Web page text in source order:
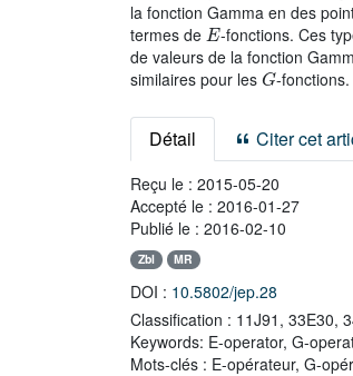
la fonction Gamma en des
termes de E-fonctions. Ces
de valeurs de la fonction
similaires pour les G-fonctions.
Détail Citer cet
Reçu le : 2015-05-20
Accepté le : 2016-01-27
Publié le : 2016-02-10
Zbl MR
DOI : 10.5802/jep.28
Classification : 11J91, 33E30,
Keywords: E-operator, G-
Mots-clés : E-opérateur, G-